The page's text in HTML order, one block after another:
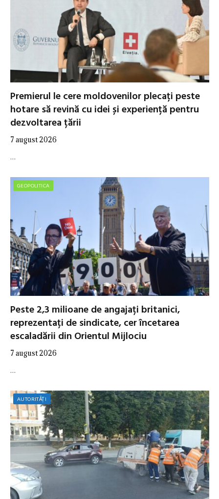
Premierul le cere moldovenilor plecați peste
hotare să revină cu idei și experiență pentru
dezvoltarea țării
7 august 2026
…
GEOPOLITICA
Peste 2,3 milioane de angajați britanici,
reprezentați de sindicate, cer încetarea
escaladării din Orientul Mijlociu
7 august 2026
…
AUTORITĂȚI